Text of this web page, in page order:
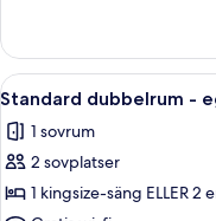
dubbelrum
eget
Öppna
alla
foton
för
Standard
7
Standard dubbelrum -
1 sovrum
2 sovplatser
1 kingsize-säng ELLER 2